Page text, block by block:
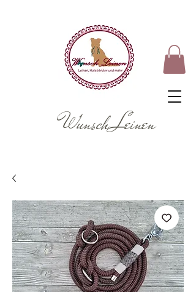
Wunsch Leinen